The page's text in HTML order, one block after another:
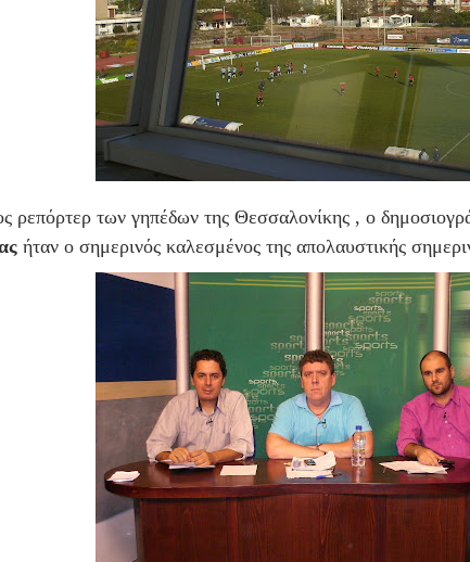
ρεπόρτερ των γηπέδων της Θεσσαλονίκης , ο
ήταν ο σημερινός καλεσμένος της απολαυστικής